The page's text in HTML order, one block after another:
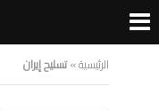
الرئيسية»تسليح إيران